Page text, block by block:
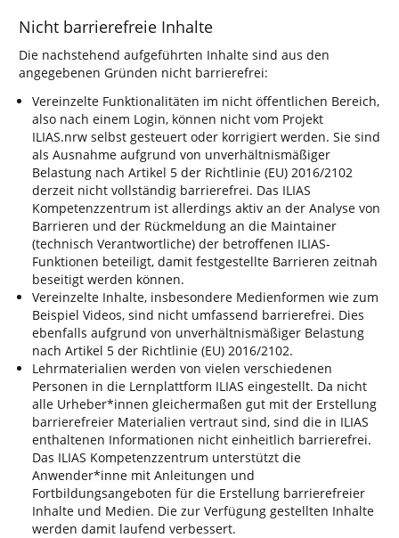
Nicht barrierefreie Inhalte
Die nachstehend aufgeführten Inhalte sind aus den
angegebenen Gründen nicht barrierefrei:
Vereinzelte Funktionalitäten im nicht öffentlichen Bereich,
also nach einem Login, können nicht vom Projekt
ILIAS.nrw selbst gesteuert oder korrigiert werden. Sie sind
als Ausnahme aufgrund von unverhältnismäßiger
Belastung nach Artikel 5 der Richtlinie (EU) 2016/2102
derzeit nicht vollständig barrierefrei. Das ILIAS
Kompetenzzentrum ist allerdings aktiv an der Analyse von
Barrieren und der Rückmeldung an die Maintainer
(technisch Verantwortliche) der betroffenen ILIAS-
Funktionen beteiligt, damit festgestellte Barrieren zeitnah
beseitigt werden können.
Vereinzelte Inhalte, insbesondere Medienformen wie zum
Beispiel Videos, sind nicht umfassend barrierefrei. Dies
ebenfalls aufgrund von unverhältnismäßiger Belastung
nach Artikel 5 der Richtlinie (EU) 2016/2102.
Lehrmaterialien werden von vielen verschiedenen
Personen in die Lernplattform ILIAS eingestellt. Da nicht
alle Urheber*innen gleichermaßen gut mit der Erstellung
barrierefreier Materialien vertraut sind, sind die in ILIAS
enthaltenen Informationen nicht einheitlich barrierefrei.
Das ILIAS Kompetenzzentrum unterstützt die
Anwender*inne mit Anleitungen und
Fortbildungsangeboten für die Erstellung barrierefreier
Inhalte und Medien. Die zur Verfügung gestellten Inhalte
werden damit laufend verbessert.